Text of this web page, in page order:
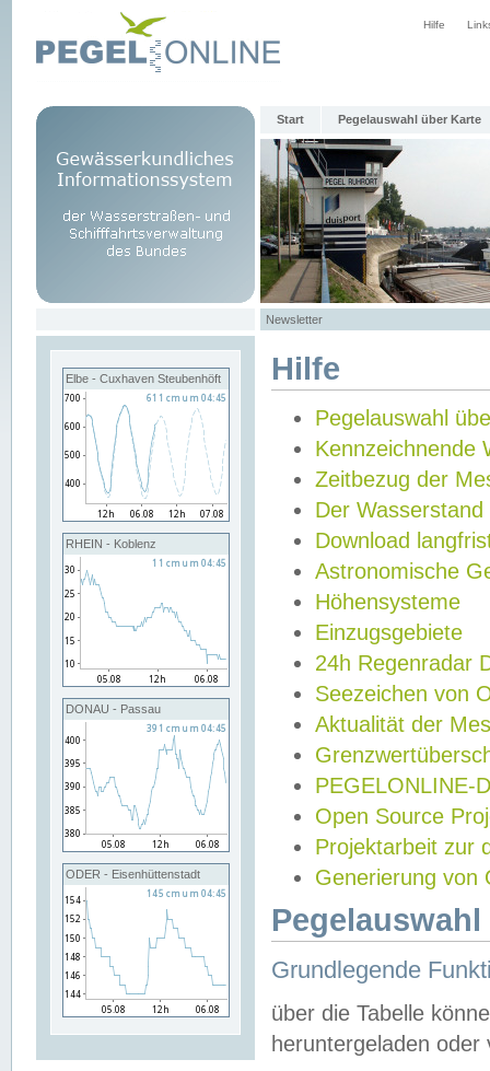
Hilfe
Start Pegelauswahl über Karte
Newsletter
Elbe - Cuxhaven Steubenhöft
RHEIN - Koblenz
DONAU - Passau
ODER - Eisenhüttenstadt
Hilfe
Pegelauswahl
Kennzeichnende
Zeitbezug der
Der Wasserstand
Download
Astronomische
Höhensysteme
Einzugsgebiete
24h Regenradar
Seezeichen von
Aktualität der
PEGELONLINE-
Open Source
Projektarbeit zur
Generierung von
Grundlegende
über die Tabelle
heruntergeladen oder